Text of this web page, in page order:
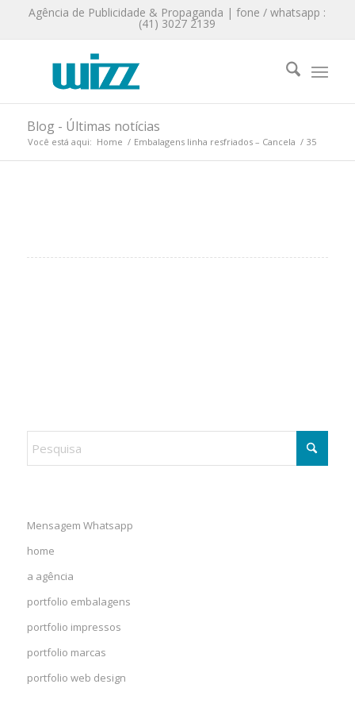
Agência de Publicidade & Propaganda | fone / whatsapp :
(41) 3027 2139
Blog - Últimas notícias
Você está aqui: Home / Embalagens linha resfriados – Cancela / 35
Mensagem Whatsapp
home
a agência
portfolio embalagens
portfolio impressos
portfolio marcas
portfolio web design